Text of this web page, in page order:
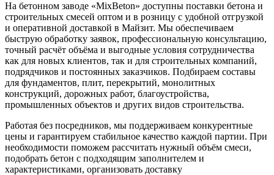
На бетонном заводе «MixBeton» доступны поставки бетона и
строительных смесей оптом и в розницу с удобной отгрузкой
и оперативной доставкой в Майзит. Мы обеспечиваем
быструю обработку заявок, профессиональную консультацию,
точный расчёт объёма и выгодные условия сотрудничества
как для новых клиентов, так и для строительных компаний,
подрядчиков и постоянных заказчиков. Подбираем составы
для фундаментов, плит, перекрытий, монолитных
конструкций, дорожных работ, благоустройства,
промышленных объектов и других видов строительства.
Работая без посредников, мы поддерживаем конкурентные
цены и гарантируем стабильное качество каждой партии. При
необходимости поможем рассчитать нужный объём смеси,
подобрать бетон с подходящим заполнителем и
характеристиками, организовать доставку